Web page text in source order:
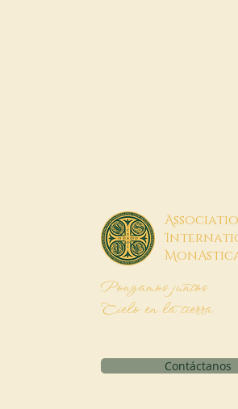
Associatio
I
M
Pongamos juntos
Cielo en la tierra
Contáctanos